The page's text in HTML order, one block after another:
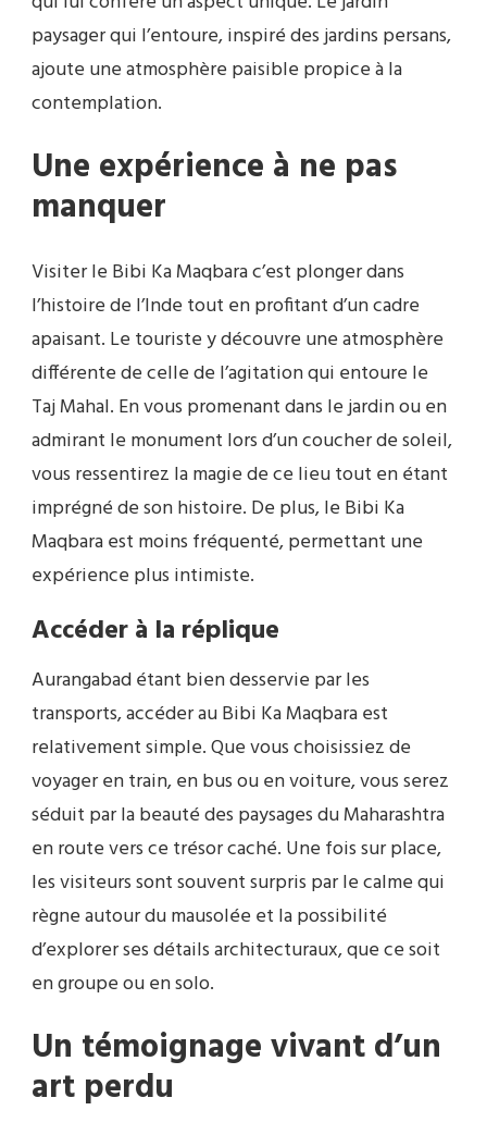
paysager qui l’entoure, inspiré des jardins persans,
ajoute une atmosphère paisible propice à la
contemplation.
Une expérience à ne pas
manquer
Visiter le Bibi Ka Maqbara c’est plonger dans
l’histoire de l’Inde tout en profitant d’un cadre
apaisant. Le touriste y découvre une atmosphère
différente de celle de l’agitation qui entoure le
Taj Mahal. En vous promenant dans le jardin ou en
admirant le monument lors d’un coucher de soleil,
vous ressentirez la magie de ce lieu tout en étant
imprégné de son histoire. De plus, le Bibi Ka
Maqbara est moins fréquenté, permettant une
expérience plus intimiste.
Accéder à la réplique
Aurangabad étant bien desservie par les
transports, accéder au Bibi Ka Maqbara est
relativement simple. Que vous choisissiez de
voyager en train, en bus ou en voiture, vous serez
séduit par la beauté des paysages du Maharashtra
en route vers ce trésor caché. Une fois sur place,
les visiteurs sont souvent surpris par le calme qui
règne autour du mausolée et la possibilité
d’explorer ses détails architecturaux, que ce soit
en groupe ou en solo.
Un témoignage vivant d’un
art perdu